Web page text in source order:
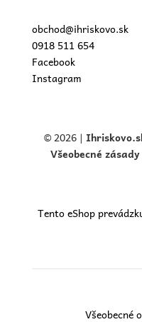
obchod@ihriskovo.sk
0918 511 654
Facebook
Instagram
© 2026 | Ihriskovo.
Všeobecné
Tento eShop
Všeobecné